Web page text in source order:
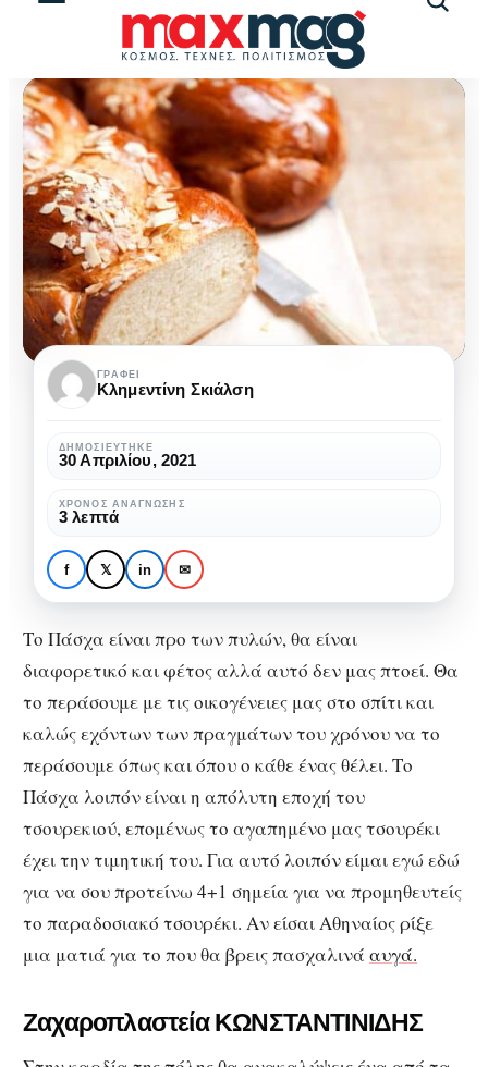
CITY GUIDE ΘΕΣΣΑΛΟΝΊΚΗ
4+1 σημεία για το
καλύτερο τσουρέκι στην
Θεσσαλονίκη
4+1
σημεία
καλύτερο
τσουρέκι
στην
Θεσσαλονίκη
ΓΡΆΦΕΙ
Κλημεντίνη Σκιάλση
ΔΗΜΟΣΙΕΎΤΗΚΕ
30 Απριλίου, 2021
ΧΡΌΝΟΣ ΑΝΆΓΝΩΣΗΣ
3 λεπτά
f 𝕏 in ✉
Το Πάσχα είναι προ των πυλών, θα είναι
διαφορετικό και φέτος αλλά αυτό δεν μας πτοεί. Θα
το περάσουμε με τις οικογένειες μας στο σπίτι και
καλώς εχόντων των πραγμάτων του χρόνου να το
περάσουμε όπως και όπου ο κάθε ένας θέλει. Το
Πάσχα λοιπόν είναι η απόλυτη εποχή του
τσουρεκιού, επομένως το αγαπημένο μας τσουρέκι
έχει την τιμητική του. Για αυτό λοιπόν είμαι εγώ εδώ
για να σου προτείνω 4+1 σημεία για να προμηθευτείς
το παραδοσιακό τσουρέκι. Αν είσαι Αθηναίος ρίξε
μια ματιά για το που θα βρεις πασχαλινά αυγά.
Ζαχαροπλαστεία ΚΩΝΣΤΑΝΤΙΝΙΔΗΣ